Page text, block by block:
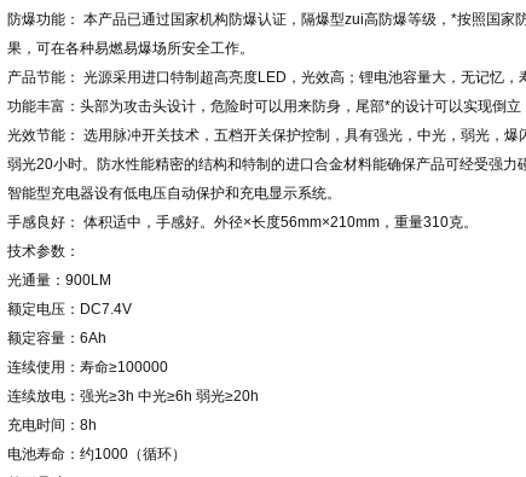
防爆功能： 本产品已通过国家机构防爆认证，隔爆型zui高防爆等级，*按照国
果，可在各种易燃易爆场所安全工作。
产品节能： 光源采用进口特制超高亮度LED，光效高；锂电池容量大，无记忆，
功能丰富：头部为攻击头设计，危险时可以用来防身，尾部*的设计可以实现倒立
光效节能： 选用脉冲开关技术，五档开关保护控制，具有强光，中光，弱光，
弱光20小时。防水性能精密的结构和特制的进口合金材料能确保产品可经受强
智能型充电器设有低电压自动保护和充电显示系统。
手感良好： 体积适中，手感好。外径×长度56mm×210mm，重量310克。
技术参数：
光通量：900LM
额定电压：DC7.4V
额定容量：6Ah
连续使用：寿命≥100000
连续放电：强光≥3h 中光≥6h 弱光≥20h
充电时间：8h
电池寿命：约1000（循环）